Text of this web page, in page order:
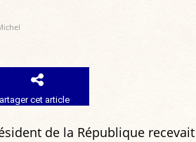
cet article
de la République recevait